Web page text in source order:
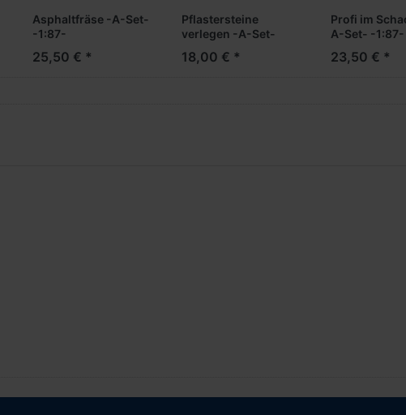
Asphaltfräse -A-Set-
-1:87-
25,50 € *
Pflastersteine
verlegen -A-Set-
18,00 € *
Profi im
A-Set- -1:87-
23,50 € *